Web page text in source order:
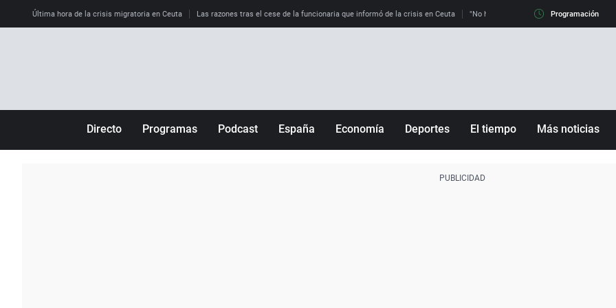
Última hora de la crisis migratoria en Ceuta Las razones tras el cese de la funcionaria que informó de la crisis en Ceuta "No hay mafias, que no nos engañen":
Programación
Directo Programas Podcast España Economía Deportes El tiempo Más noticias